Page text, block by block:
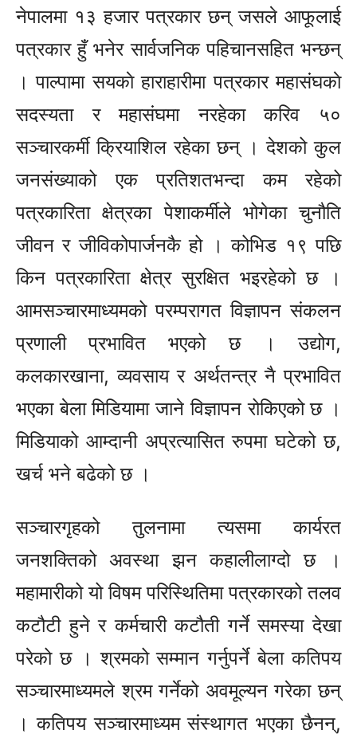
नेपालमा १३ हजार पत्रकार छन् जसले आफूलाई
पत्रकार हुँ भनेर सार्वजनिक पहिचानसहित भन्छन्
। पाल्पामा सयकाे हाराहारीमा पत्रकार महासंघकाे
सदस्यता र महासंघमा नरहेका करिव ५०
सञ्चारकर्मी क्रियाशिल रहेका छन् । देशको कुल
जनसंख्याको एक प्रतिशतभन्दा कम रहेको
पत्रकारिता क्षेत्रका पेशाकर्मीले भोगेका चुनौति
जीवन र जीविकोपार्जनकै हो । कोभिड १९ पछि
किन पत्रकारिता क्षेत्र सुरक्षित भइरहेको छ ।
आमसञ्चारमाध्यमको परम्परागत विज्ञापन संकलन
प्रणाली प्रभावित भएको छ । उद्योग,
कलकारखाना, व्यवसाय र अर्थतन्त्र नै प्रभावित
भएका बेला मिडियामा जाने विज्ञापन रोकिएको छ ।
मिडियाको आम्दानी अप्रत्यासित रुपमा घटेको छ,
खर्च भने बढेको छ ।
सञ्चारगृहको तुलनामा त्यसमा कार्यरत
जनशक्तिको अवस्था झन कहालीलाग्दो छ ।
महामारीको यो विषम परिस्थितिमा पत्रकारको तलव
कटौटी हुने र कर्मचारी कटौती गर्ने समस्या देखा
परेको छ । श्रमको सम्मान गर्नुपर्ने बेला कतिपय
सञ्चारमाध्यमले श्रम गर्नेको अवमूल्यन गरेका छन्
। कतिपय सञ्चारमाध्यम संस्थागत भएका छैनन्,